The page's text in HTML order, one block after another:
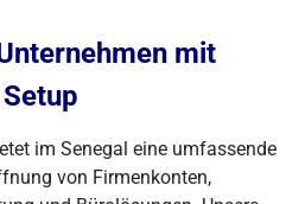
mit
im Senegal eine umfassende
von Firmenkonten,